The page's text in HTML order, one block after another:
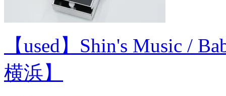
【used】Shin's Music /
横浜】